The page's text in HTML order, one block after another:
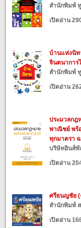
สำนักพิมพ์
เปิดอ่าน
บ้านแห่งนิท
จินตนาการ
สำนักพิมพ์
เปิดอ่าน
ประมวลกฎ
พาณิชย์ พร้
ทุกมาตรา
บริษัทอินส์พั
เปิดอ่าน
ศรีธนญชัย
สำนักพิมพ์
เปิดอ่าน